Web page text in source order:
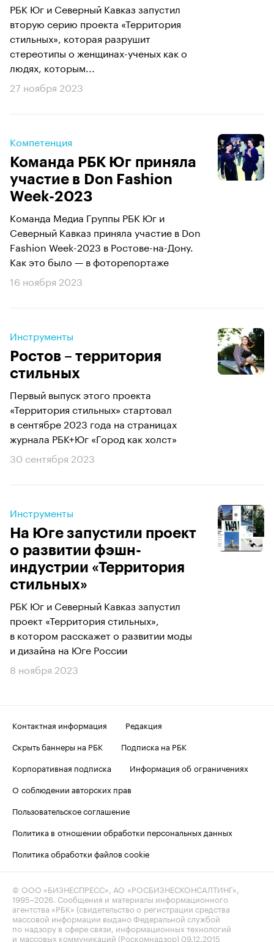
РБК Юг и Северный Кавказ запустил
вторую серию проекта «Территория
стильных», которая разрушит
стереотипы о женщинах-ученых как о
людях, которым...
27 ноября 2023
Компетенция
​​​​​​​Команда РБК Юг приняла
участие в Don Fashion
Week-2023
Команда Медиа Группы РБК Юг и
Северный Кавказ приняла участие в Don
Fashion Week-2023 в Ростове-на-Дону.
Как это было — в фоторепортаже
16 ноября 2023
Инструменты
Ростов – территория
стильных
Первый выпуск этого проекта
«Территория стильных» стартовал
в сентябре 2023 года на страницах
журнала РБК+Юг «Город как холст»
30 сентября 2023
Инструменты
На Юге запустили проект
о развитии фэшн-
индустрии «Территория
стильных»
РБК Юг и Северный Кавказ запустил
проект «Территория стильных»,
в котором расскажет о развитии моды
и дизайна на Юге России
8 ноября 2023
Контактная информация
Редакция
Скрыть баннеры на РБК
Подписка на РБК
Корпоративная подписка
Информация об ограничениях
О соблюдении авторских прав
Пользовательское соглашение
Политика в отношении обработки персональных данных
Политика обработки файлов cookie
© ООО «БИЗНЕСПРЕСС», АО «РОСБИЗНЕСКОНСАЛТИНГ»,
1995–2026. Сообщения и материалы информационного
агентства «РБК» (свидетельство о регистрации средства
массовой информации выдано Федеральной службой
по надзору в сфере связи, информационных технологий
и массовых коммуникаций (Роскомнадзор) 09.12.2015